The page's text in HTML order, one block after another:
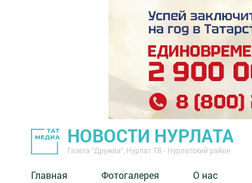
НОВОСТИ НУРЛАТА
Газета "Дружба", Нурлат ТВ - Нурлатский район
Главная Фотогалерея О нас